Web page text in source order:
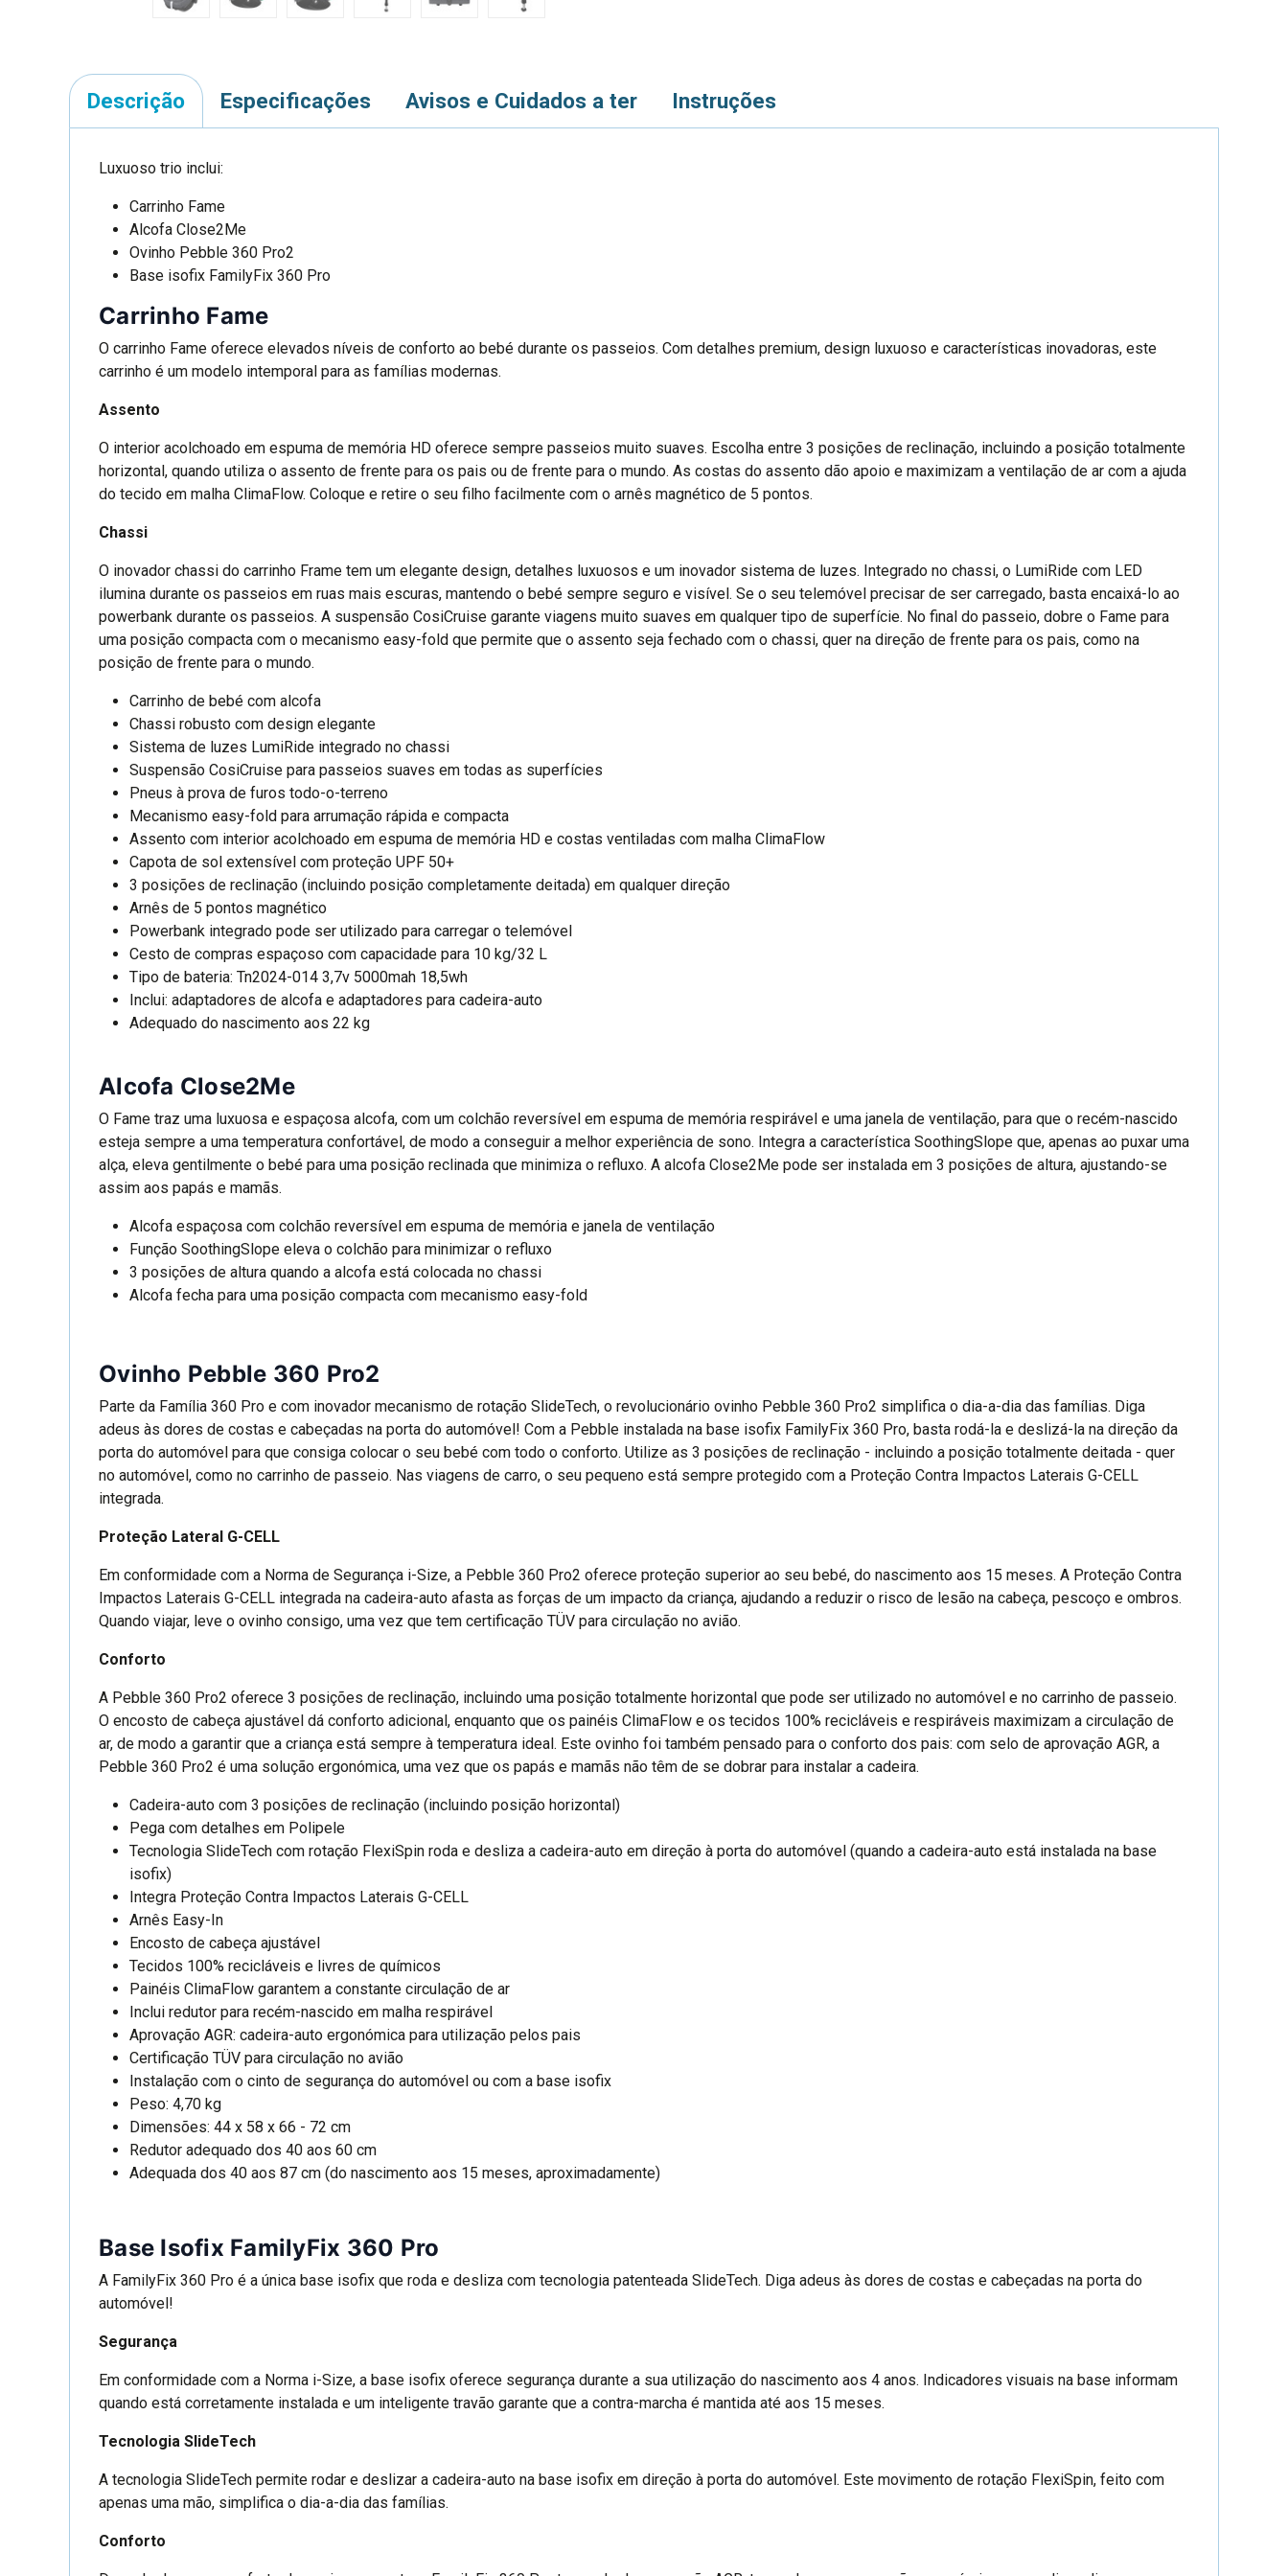
Descrição Especificações Avisos e Cuidados a ter Instruções
Luxuoso trio inclui:
Carrinho Fame
Alcofa Close2Me
Ovinho Pebble 360 Pro2
Base isofix FamilyFix 360 Pro
Carrinho Fame
O carrinho Fame oferece elevados níveis de conforto ao bebé durante os passeios. Com detalhes premium, design luxuoso e características inovadoras, este
carrinho é um modelo intemporal para as famílias modernas.
Assento
O interior acolchoado em espuma de memória HD oferece sempre passeios muito suaves. Escolha entre 3 posições de reclinação, incluindo a posição totalmente
horizontal, quando utiliza o assento de frente para os pais ou de frente para o mundo. As costas do assento dão apoio e maximizam a ventilação de ar com a ajuda
do tecido em malha ClimaFlow. Coloque e retire o seu filho facilmente com o arnês magnético de 5 pontos.
Chassi
O inovador chassi do carrinho Frame tem um elegante design, detalhes luxuosos e um inovador sistema de luzes. Integrado no chassi, o LumiRide com LED
ilumina durante os passeios em ruas mais escuras, mantendo o bebé sempre seguro e visível. Se o seu telemóvel precisar de ser carregado, basta encaixá-lo ao
powerbank durante os passeios. A suspensão CosiCruise garante viagens muito suaves em qualquer tipo de superfície. No final do passeio, dobre o Fame para
uma posição compacta com o mecanismo easy-fold que permite que o assento seja fechado com o chassi, quer na direção de frente para os pais, como na
posição de frente para o mundo.
Carrinho de bebé com alcofa
Chassi robusto com design elegante
Sistema de luzes LumiRide integrado no chassi
Suspensão CosiCruise para passeios suaves em todas as superfícies
Pneus à prova de furos todo-o-terreno
Mecanismo easy-fold para arrumação rápida e compacta
Assento com interior acolchoado em espuma de memória HD e costas ventiladas com malha ClimaFlow
Capota de sol extensível com proteção UPF 50+
3 posições de reclinação (incluindo posição completamente deitada) em qualquer direção
Arnês de 5 pontos magnético
Powerbank integrado pode ser utilizado para carregar o telemóvel
Cesto de compras espaçoso com capacidade para 10 kg/32 L
Tipo de bateria: Tn2024-014 3,7v 5000mah 18,5wh
Inclui: adaptadores de alcofa e adaptadores para cadeira-auto
Adequado do nascimento aos 22 kg
Alcofa Close2Me
O Fame traz uma luxuosa e espaçosa alcofa, com um colchão reversível em espuma de memória respirável e uma janela de ventilação, para que o recém-nascido
esteja sempre a uma temperatura confortável, de modo a conseguir a melhor experiência de sono. Integra a característica SoothingSlope que, apenas ao puxar uma
alça, eleva gentilmente o bebé para uma posição reclinada que minimiza o refluxo. A alcofa Close2Me pode ser instalada em 3 posições de altura, ajustando-se
assim aos papás e mamãs.
Alcofa espaçosa com colchão reversível em espuma de memória e janela de ventilação
Função SoothingSlope eleva o colchão para minimizar o refluxo
3 posições de altura quando a alcofa está colocada no chassi
Alcofa fecha para uma posição compacta com mecanismo easy-fold
Ovinho Pebble 360 Pro2
Parte da Família 360 Pro e com inovador mecanismo de rotação SlideTech, o revolucionário ovinho Pebble 360 Pro2 simplifica o dia-a-dia das famílias. Diga
adeus às dores de costas e cabeçadas na porta do automóvel! Com a Pebble instalada na base isofix FamilyFix 360 Pro, basta rodá-la e deslizá-la na direção da
porta do automóvel para que consiga colocar o seu bebé com todo o conforto. Utilize as 3 posições de reclinação - incluindo a posição totalmente deitada - quer
no automóvel, como no carrinho de passeio. Nas viagens de carro, o seu pequeno está sempre protegido com a Proteção Contra Impactos Laterais G-CELL
integrada.
Proteção Lateral G-CELL
Em conformidade com a Norma de Segurança i-Size, a Pebble 360 Pro2 oferece proteção superior ao seu bebé, do nascimento aos 15 meses. A Proteção Contra
Impactos Laterais G-CELL integrada na cadeira-auto afasta as forças de um impacto da criança, ajudando a reduzir o risco de lesão na cabeça, pescoço e ombros.
Quando viajar, leve o ovinho consigo, uma vez que tem certificação TÜV para circulação no avião.
Conforto
A Pebble 360 Pro2 oferece 3 posições de reclinação, incluindo uma posição totalmente horizontal que pode ser utilizado no automóvel e no carrinho de passeio.
O encosto de cabeça ajustável dá conforto adicional, enquanto que os painéis ClimaFlow e os tecidos 100% recicláveis e respiráveis maximizam a circulação de
ar, de modo a garantir que a criança está sempre à temperatura ideal. Este ovinho foi também pensado para o conforto dos pais: com selo de aprovação AGR, a
Pebble 360 Pro2 é uma solução ergonómica, uma vez que os papás e mamãs não têm de se dobrar para instalar a cadeira.
Cadeira-auto com 3 posições de reclinação (incluindo posição horizontal)
Pega com detalhes em Polipele
Tecnologia SlideTech com rotação FlexiSpin roda e desliza a cadeira-auto em direção à porta do automóvel (quando a cadeira-auto está instalada na base
isofix)
Integra Proteção Contra Impactos Laterais G-CELL
Arnês Easy-In
Encosto de cabeça ajustável
Tecidos 100% recicláveis e livres de químicos
Painéis ClimaFlow garantem a constante circulação de ar
Inclui redutor para recém-nascido em malha respirável
Aprovação AGR: cadeira-auto ergonómica para utilização pelos pais
Certificação TÜV para circulação no avião
Instalação com o cinto de segurança do automóvel ou com a base isofix
Peso: 4,70 kg
Dimensões: 44 x 58 x 66 - 72 cm
Redutor adequado dos 40 aos 60 cm
Adequada dos 40 aos 87 cm (do nascimento aos 15 meses, aproximadamente)
Base Isofix FamilyFix 360 Pro
A FamilyFix 360 Pro é a única base isofix que roda e desliza com tecnologia patenteada SlideTech. Diga adeus às dores de costas e cabeçadas na porta do
automóvel!
Segurança
Em conformidade com a Norma i-Size, a base isofix oferece segurança durante a sua utilização do nascimento aos 4 anos. Indicadores visuais na base informam
quando está corretamente instalada e um inteligente travão garante que a contra-marcha é mantida até aos 15 meses.
Tecnologia SlideTech
A tecnologia SlideTech permite rodar e deslizar a cadeira-auto na base isofix em direção à porta do automóvel. Este movimento de rotação FlexiSpin, feito com
apenas uma mão, simplifica o dia-a-dia das famílias.
Conforto